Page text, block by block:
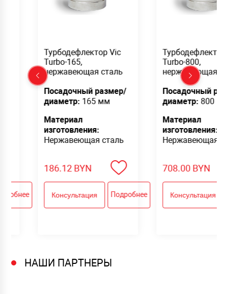
Vic
сталь
размер/
сталь
Подробнее
Турбодефлектор Vic
нержавеющая сталь
Посадочный размер/
диаметр:
изготовления:
Нержавеющая сталь
708.00BYN
Консультация Подробнее
НАШИ ПАРТНЕРЫ